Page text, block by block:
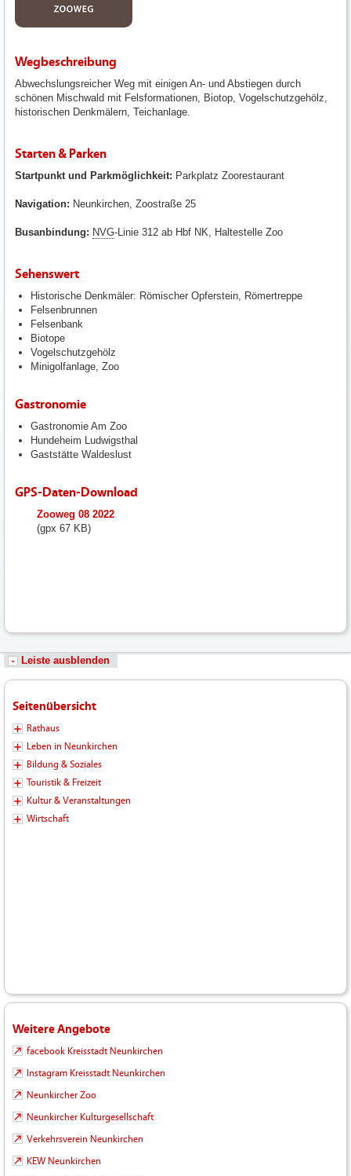
Wegbeschreibung
Abwechslungsreicher Weg mit einigen An- und Abstiegen durch
schönen Mischwald mit Felsformationen, Biotop, Vogelschutzgehölz,
historischen Denkmälern, Teichanlage.
Starten & Parken
Startpunkt und Parkmöglichkeit: Parkplatz Zoorestaurant
Navigation: Neunkirchen, Zoostraße 25
Busanbindung: NVG-Linie 312 ab Hbf NK, Haltestelle Zoo
Sehenswert
Historische Denkmäler: Römischer Opferstein, Römertreppe
Felsenbrunnen
Felsenbank
Biotope
Vogelschutzgehölz
Minigolfanlage, Zoo
Gastronomie
Gastronomie Am Zoo
Hundeheim Ludwigsthal
Gaststätte Waldeslust
GPS-Daten-Download
fileadmin/user_upload/neunkirchen/10_Dateien-
Hochladen/102_Dateien-
Zooweg 08 2022
(gpx 67 KB)
Leiste ausblenden
Seitenübersicht
Rathaus
Leben in Neunkirchen
Bildung & Soziales
Touristik & Freizeit
Kultur & Veranstaltungen
Wirtschaft
Weitere Angebote
facebook Kreisstadt Neunkirchen
Instagram Kreisstadt Neunkirchen
Neunkircher Zoo
Neunkircher Kulturgesellschaft
Verkehrsverein Neunkirchen
KEW Neunkirchen